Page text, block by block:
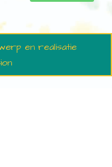
en realisatie